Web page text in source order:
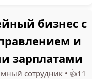
бизнес с
и
зарплатами
сотрудник • 👍11